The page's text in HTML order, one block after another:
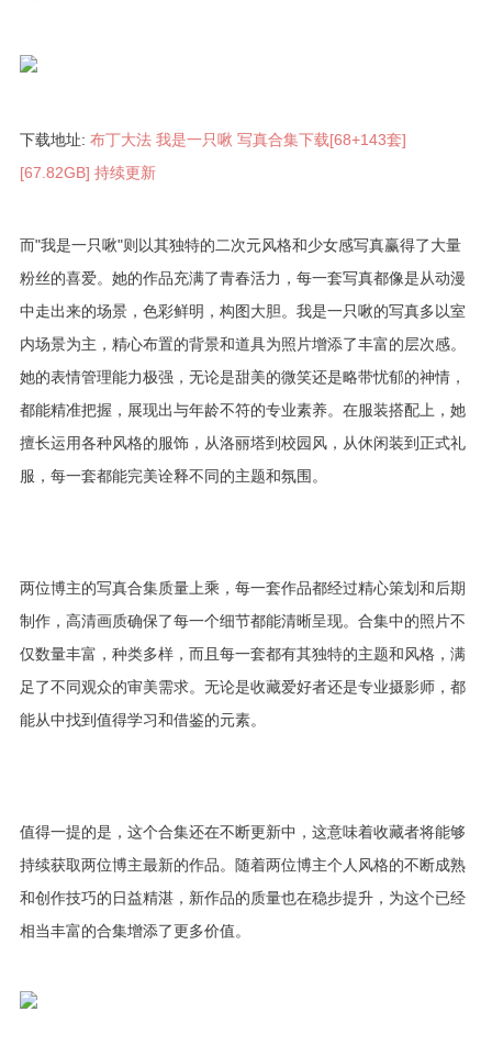
下载地址: 布丁大法 我是一只啾 写真合集下载[68+143套]
[67.82GB] 持续更新
而"我是一只啾"则以其独特的二次元风格和少女感写真赢得了大量
粉丝的喜爱。她的作品充满了青春活力，每一套写真都像是从动漫
中走出来的场景，色彩鲜明，构图大胆。我是一只啾的写真多以室
内场景为主，精心布置的背景和道具为照片增添了丰富的层次感。
她的表情管理能力极强，无论是甜美的微笑还是略带忧郁的神情，
都能精准把握，展现出与年龄不符的专业素养。在服装搭配上，她
擅长运用各种风格的服饰，从洛丽塔到校园风，从休闲装到正式礼
服，每一套都能完美诠释不同的主题和氛围。
两位博主的写真合集质量上乘，每一套作品都经过精心策划和后期
制作，高清画质确保了每一个细节都能清晰呈现。合集中的照片不
仅数量丰富，种类多样，而且每一套都有其独特的主题和风格，满
足了不同观众的审美需求。无论是收藏爱好者还是专业摄影师，都
能从中找到值得学习和借鉴的元素。
值得一提的是，这个合集还在不断更新中，这意味着收藏者将能够
持续获取两位博主最新的作品。随着两位博主个人风格的不断成熟
和创作技巧的日益精湛，新作品的质量也在稳步提升，为这个已经
相当丰富的合集增添了更多价值。